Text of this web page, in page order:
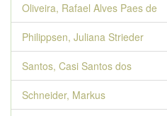
Oliveira, Rafael Alves Paes de
Philippsen, Juliana Strieder
Santos, Casi Santos dos
Schneider, Markus